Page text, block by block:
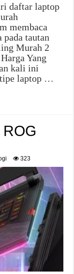
daftar laptop
membaca
pada tautan
Murah 2
Yang
kali ini
tipe laptop …
323